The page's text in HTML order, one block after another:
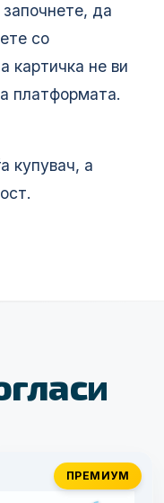
да
со
картичка не ви
платформата.
купувач, а
ПРЕМИУМ